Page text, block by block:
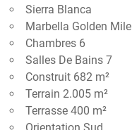
Sierra Blanca
Marbella Golden Mile
Chambres 6
Salles De Bains 7
Construit 682 m²
Terrain 2.005 m²
Terrasse 400 m²